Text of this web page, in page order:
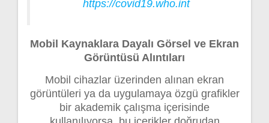
https://covid19.who.int
Mobil Kaynaklara Dayalı Görsel ve Ekran
Görüntüsü Alıntıları
Mobil cihazlar üzerinden alınan ekran
görüntüleri ya da uygulamaya özgü grafikler
bir akademik çalışma içerisinde